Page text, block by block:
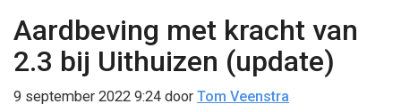
Aardbeving met kracht van
2.3 bij Uithuizen (update)
9 september 2022 9:24 door Tom Veenstra